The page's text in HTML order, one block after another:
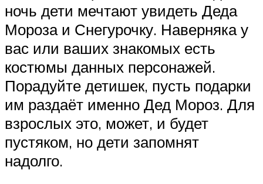
ночь дети мечтают увидеть Деда
Мороза и Снегурочку. Наверняка у
вас или ваших знакомых есть
костюмы данных персонажей.
Порадуйте детишек, пусть подарки
им раздаёт именно Дед Мороз. Для
взрослых это, может, и будет
пустяком, но дети запомнят
надолго.